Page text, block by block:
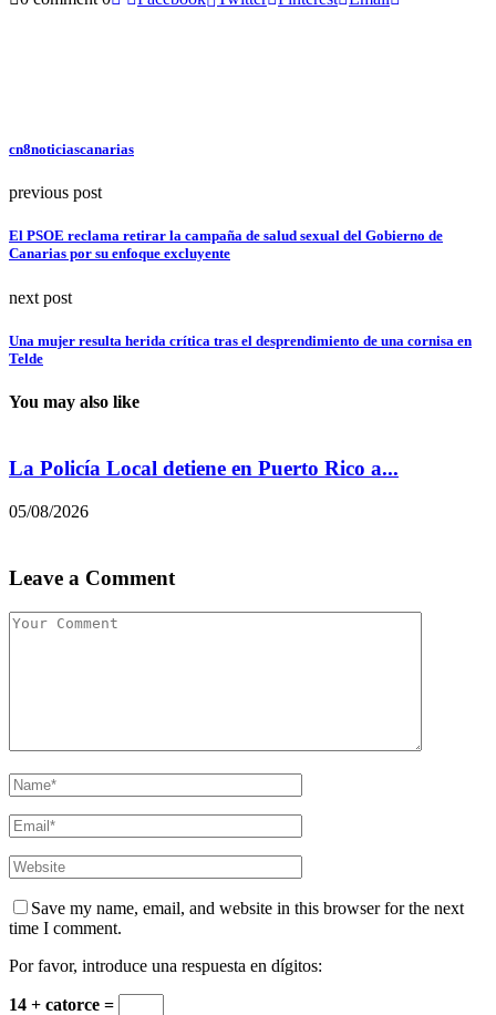
cn8noticiascanarias
previous post
El PSOE reclama retirar la campaña de salud sexual del Gobierno de
Canarias por su enfoque excluyente
next post
Una mujer resulta herida crítica tras el desprendimiento de una cornisa en
Telde
You may also like
La Policía Local detiene en Puerto Rico a...
05/08/2026
Leave a Comment
Save my name, email, and website in this browser for the next
time I comment.
Por favor, introduce una respuesta en dígitos:
14 + catorce =